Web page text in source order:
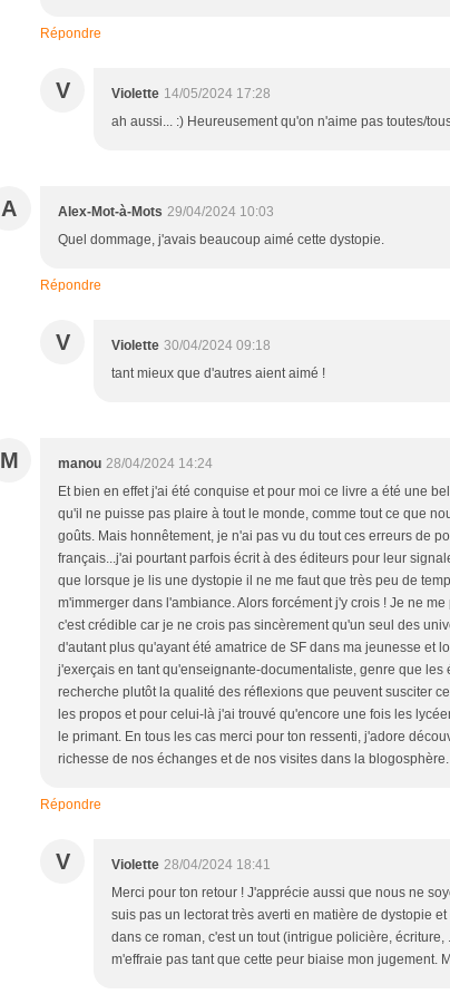
Répondre
V Violette 14/05/2024 17:28
ah aussi... :) Heureusement qu'on n'aime pas toutes/
A Alex-Mot-à-Mots 29/04/2024 10:03
Quel dommage, j'avais beaucoup aimé cette dystopie.
Répondre
V Violette 30/04/2024 09:18
tant mieux que d'autres aient aimé !
M manou 28/04/2024 14:24
Et bien en effet j'ai été conquise et pour moi ce livre a été une
qu'il ne puisse pas plaire à tout le monde, comme tout ce que
goûts. Mais honnêtement, je n'ai pas vu du tout ces erreurs de
français...j'ai pourtant parfois écrit à des éditeurs pour leur
que lorsque je lis une dystopie il ne me faut que très peu de
m'immerger dans l'ambiance. Alors forcément j'y crois ! Je ne
c'est crédible car je ne crois pas sincèrement qu'un seul des
d'autant plus qu'ayant été amatrice de SF dans ma jeunesse et
j'exerçais en tant qu'enseignante-documentaliste, genre que les
recherche plutôt la qualité des réflexions que peuvent susciter
les propos et pour celui-là j'ai trouvé qu'encore une fois les
le primant. En tous les cas merci pour ton ressenti, j'adore
richesse de nos échanges et de nos visites dans la blogosphère.
Répondre
V Violette 28/04/2024 18:41
Merci pour ton retour ! J'apprécie aussi que nous ne
suis pas un lectorat très averti en matière de dystopie
dans ce roman, c'est un tout (intrigue policière,
m'effraie pas tant que cette peur biaise mon jugement.